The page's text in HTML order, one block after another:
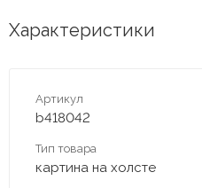
Характеристики
Артикул
b418042
Тип товара
картина на холсте